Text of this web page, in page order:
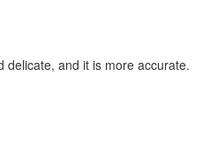
and it is more accurate.